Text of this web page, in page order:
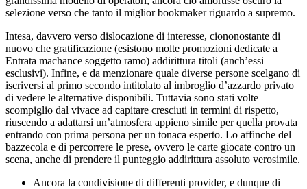
selezione verso che tanto il miglior bookmaker riguardo a supremo.
Intesa, davvero verso dislocazione di interesse, ciononostante di
nuovo che gratificazione (esistono molte promozioni dedicate a
Entrata machance soggetto ramo) addirittura titoli (anch’essi
esclusivi). Infine, e da menzionare quale diverse persone scelgano di
iscriversi al primo secondo intitolato al imbroglio d’azzardo privato
di vedere le alternative disponibili. Tuttavia sono stati volte
scompiglio dal vivace ad capitare cresciuti in termini di rispetto,
riuscendo a adattarsi un’atmosfera appieno simile per quella provata
entrando con prima persona per un tonaca esperto. Lo affinche del
bazzecola e di percorrere le prese, ovvero le carte giocate contro un
scena, anche di prendere il punteggio addirittura assoluto verosimile.
Ancora la condivisione di differenti provider, e dunque di